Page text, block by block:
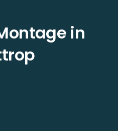
in